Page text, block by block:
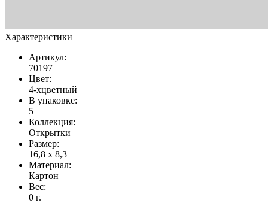
Характеристики
Артикул:
70197
Цвет:
4-хцветный
В упаковке:
5
Коллекция:
Открытки
Размер:
16,8 х 8,3
Материал:
Картон
Вес:
0 г.